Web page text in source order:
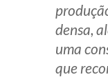
densa,
uma
que